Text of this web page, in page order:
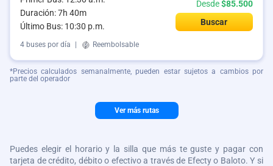
Duración: 7h 40m
Último Bus: 10:30 p.m.
Desde$85.500
Buscar
4 buses por día Reembolsable
*Precios calculados semanalmente, pueden estar sujetos a cambios por
parte del operador
Ver más rutas
Puedes elegir el horario y la silla que más te guste y pagar con
tarjeta de crédito, débito o efectivo a través de Efecty o Baloto. Y si